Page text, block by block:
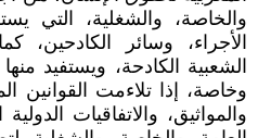
والخاصة، والشغلية، التي
الأجراء، وسائر الكادحين،
الشعبية الكادحة، ويستفيد
وخاصة، إذا تلاءمت القوانين
والمواثيق، والاتفاقيات